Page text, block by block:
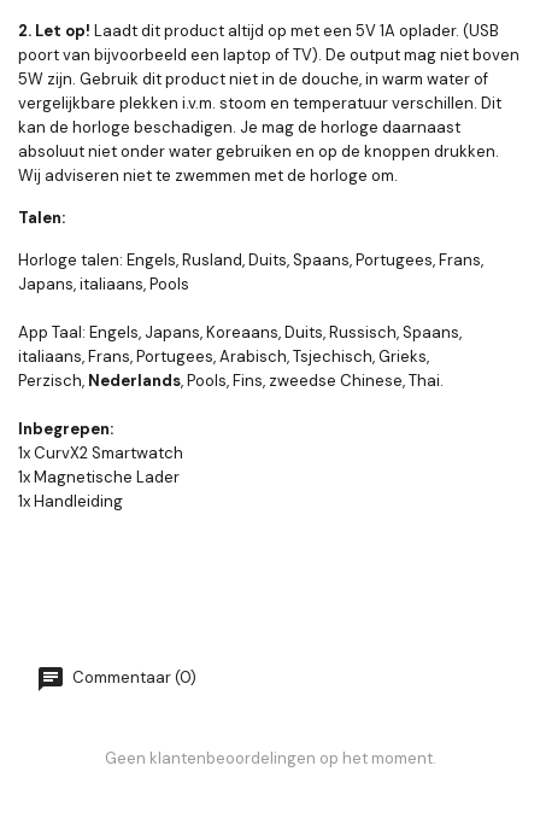
2. Let op! Laadt dit product altijd op met een 5V 1A oplader. (USB
poort van bijvoorbeeld een laptop of TV). De output mag niet boven
5W zijn. Gebruik dit product niet in de douche, in warm water of
vergelijkbare plekken i.v.m. stoom en temperatuur verschillen. Dit
kan de horloge beschadigen. Je mag de horloge daarnaast
absoluut niet onder water gebruiken en op de knoppen drukken.
Wij adviseren niet te zwemmen met de horloge om.
Talen:
Horloge talen: Engels, Rusland, Duits, Spaans, Portugees, Frans,
Japans, italiaans, Pools
App Taal: Engels, Japans, Koreaans, Duits, Russisch, Spaans,
italiaans, Frans, Portugees, Arabisch, Tsjechisch, Grieks,
Perzisch, Nederlands, Pools, Fins, zweedse Chinese, Thai.
Inbegrepen:
1x CurvX2 Smartwatch
1x Magnetische Lader
1x Handleiding
Commentaar (0)
Geen klantenbeoordelingen op het moment.